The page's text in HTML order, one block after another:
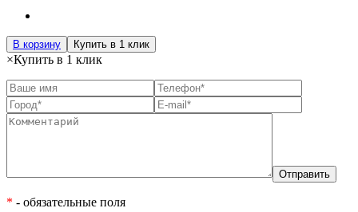
В корзину Купить в 1 клик
×Купить в 1 клик
* - обязательные поля